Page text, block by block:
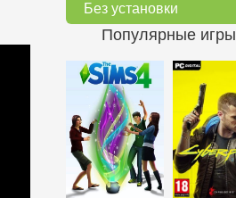
Без установки
Популярные игры